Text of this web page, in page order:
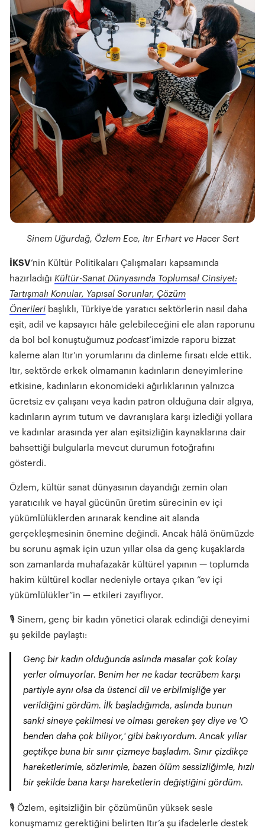
Sinem Uğurdağ, Özlem Ece, Itır Erhart ve Hacer Sert
İKSV’nin Kültür Politikaları Çalışmaları kapsamında
hazırladığı Kültür-Sanat Dünyasında Toplumsal Cinsiyet:
Tartışmalı Konular, Yapısal Sorunlar, Çözüm
Önerileri başlıklı, Türkiye'de yaratıcı sektörlerin nasıl daha
eşit, adil ve kapsayıcı hâle gelebileceğini ele alan raporunu
da bol bol konuştuğumuz podcast’imizde raporu bizzat
kaleme alan Itır’ın yorumlarını da dinleme fırsatı elde ettik.
Itır, sektörde erkek olmamanın kadınların deneyimlerine
etkisine, kadınların ekonomideki ağırlıklarının yalnızca
ücretsiz ev çalışanı veya kadın patron olduğuna dair algıya,
kadınların ayrım tutum ve davranışlara karşı izlediği yollara
ve kadınlar arasında yer alan eşitsizliğin kaynaklarına dair
bahsettiği bulgularla mevcut durumun fotoğrafını
gösterdi.
Özlem, kültür sanat dünyasının dayandığı zemin olan
yaratıcılık ve hayal gücünün üretim sürecinin ev içi
yükümlülüklerden arınarak kendine ait alanda
gerçekleşmesinin önemine değindi. Ancak hâlâ önümüzde
bu sorunu aşmak için uzun yıllar olsa da genç kuşaklarda
son zamanlarda muhafazakâr kültürel yapının — toplumda
hakim kültürel kodlar nedeniyle ortaya çıkan “ev içi
yükümlülükler”in — etkileri zayıflıyor.
🎙 Sinem, genç bir kadın yönetici olarak edindiği deneyimi
şu şekilde paylaştı:
Genç bir kadın olduğunda aslında masalar çok kolay
yerler olmuyorlar. Benim her ne kadar tecrübem karşı
partiyle aynı olsa da üstenci dil ve erbilmişliğe yer
verildiğini gördüm. İlk başladığımda, aslında bunun
sanki sineye çekilmesi ve olması gereken şey diye ve 'O
benden daha çok biliyor,' gibi bakıyordum. Ancak yıllar
geçtikçe buna bir sınır çizmeye başladım. Sınır çizdikçe
hareketlerimle, sözlerimle, bazen ölüm sessizliğimle, hızlı
bir şekilde bana karşı hareketlerin değiştiğini gördüm.
🎙 Özlem, eşitsizliğin bir çözümünün yüksek sesle
konuşmamız gerektiğini belirten Itır’a şu ifadelerle destek